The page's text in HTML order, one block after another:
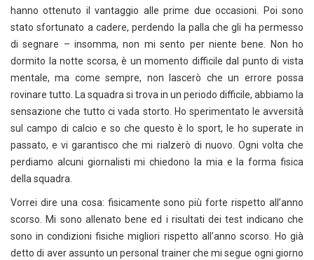
hanno ottenuto il vantaggio alle prime due occasioni. Poi sono
stato sfortunato a cadere, perdendo la palla che gli ha permesso
di segnare – insomma, non mi sento per niente bene. Non ho
dormito la notte scorsa, è un momento difficile dal punto di vista
mentale, ma come sempre, non lascerò che un errore possa
rovinare tutto. La squadra si trova in un periodo difficile, abbiamo la
sensazione che tutto ci vada storto. Ho sperimentato le avversità
sul campo di calcio e so che questo è lo sport, le ho superate in
passato, e vi garantisco che mi rialzerò di nuovo. Ogni volta che
perdiamo alcuni giornalisti mi chiedono la mia e la forma fisica
della squadra.
Vorrei dire una cosa: fisicamente sono più forte rispetto all’anno
scorso. Mi sono allenato bene ed i risultati dei test indicano che
sono in condizioni fisiche migliori rispetto all’anno scorso. Ho già
detto di aver assunto un personal trainer che mi segue ogni giorno